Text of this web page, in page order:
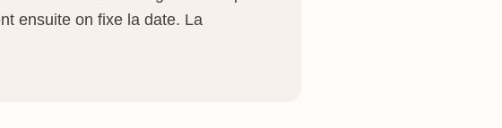
ensuite on fixe la date. La